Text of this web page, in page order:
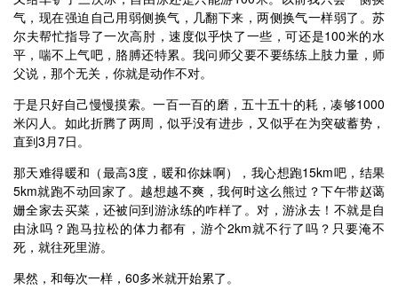
气，现在强迫自己用弱侧换气，几翻下来，两侧换气一样弱了。苏
尔夫帮忙指导了一次高肘，速度似乎快了一些，可还是100米的水
平，喘不上气吧，胳膊还特累。我问师父要不要练练上肢力量，师
父说，那个无关，你就是动作不对。
于是只好自己慢慢摸索。一百一百的磨，五十五十的耗，凑够1000
米闪人。如此折腾了两周，似乎没有进步，又似乎在为突破蓄势，
直到3月7日。
那天难得暖和（最高3度，暖和你妹啊），我心想跑15km吧，结果
5km就跑不动回家了。越想越不爽，我何时这么熊过？下午带赵蔼
姗全家去买菜，还被问到游泳练的咋样了。对，游泳去！不就是自
由泳吗？跑马拉松的体力都有，游个2km就不行了吗？只要淹不
死，就往死里游。
果然，和每次一样，60多米就开始累了。